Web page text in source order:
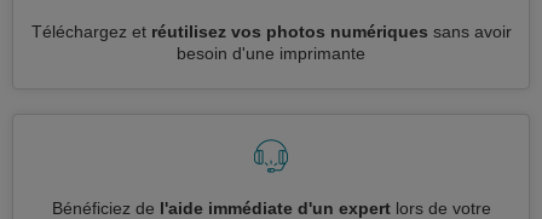
Téléchargez et réutilisez vos photos numériques sans avoir
besoin d'une imprimante
Bénéficiez de l'aide immédiate d'un expertlors de votre